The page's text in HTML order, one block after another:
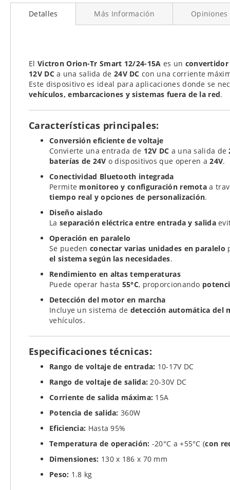
al
comienzo
imágenes
Detalles
El Victron Orion-Tr Smart 12/24-15A es un convertidor
12V DCa una salida de 24V DC con una corriente
Este dispositivo es ideal para aplicaciones donde se
vehículos, embarcaciones y sistemas fuera de la red.
Características principales:
Conversión eficiente de voltaje
Convierte una entrada de 12V DC a una salida de
baterías de 24V o dispositivos que operen a24V.
Conectividad Bluetooth integrada
Permite monitoreo y configuración remota a
tiempo real y opciones de personalización.
Diseño aislado
La separación eléctrica entre entrada y salida
Operación en paralelo
Se pueden conectar varias unidades en paralelo
el sistema según las necesidades.
Rendimiento en altas temperaturas
Puede operar hasta 55°C, proporcionando
Detección del motor en marcha
Incluye un sistema de detección automática del
vehículos.
Especificaciones técnicas:
Rango de voltaje de entrada: 10-17V DC
Rango de voltaje de salida: 20-30V DC
Corriente de salida máxima: 15A
Potencia de salida: 360W
Eficiencia: Hasta 95%
Temperatura de operación: -20°C a +55°C (con
Dimensiones: 130 x 186 x 70 mm
Peso: 1.8 kg
Más Información Opiniones